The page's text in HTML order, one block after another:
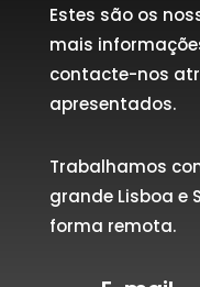
Estes são os
mais
contacte-nos
apresentados.
Trabalhamos
grande Lisboa e
forma remota.